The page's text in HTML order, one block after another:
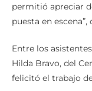
permitió apreciar
puesta en
Entre los
Hilda Bravo, del
felicitó el trabajo